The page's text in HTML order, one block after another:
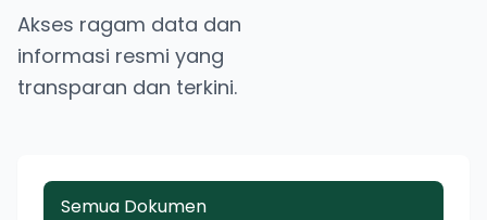
Akses ragam data dan
informasi resmi yang
transparan dan terkini.
Semua Dokumen